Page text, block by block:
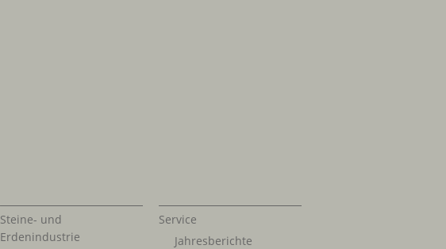
Steine- und
Erdenindustrie
Service
Jahresberichte